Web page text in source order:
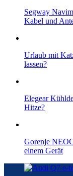
Segway
Kabel und
Urlaub mit
lassen?
Elegear
Hitze?
Gorenje
einem Gerät